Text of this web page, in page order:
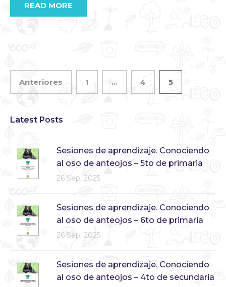
READ MORE
Anteriores 1 … 4 5
Latest Posts
Sesiones de aprendizaje. Conociendo
al oso de anteojos – 5to de primaria
26 Sep, 2025
Sesiones de aprendizaje. Conociendo
al oso de anteojos – 6to de primaria
26 Sep, 2025
Sesiones de aprendizaje. Conociendo
al oso de anteojos – 4to de secundaria